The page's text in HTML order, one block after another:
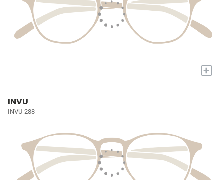
+
INVU
INVU-288